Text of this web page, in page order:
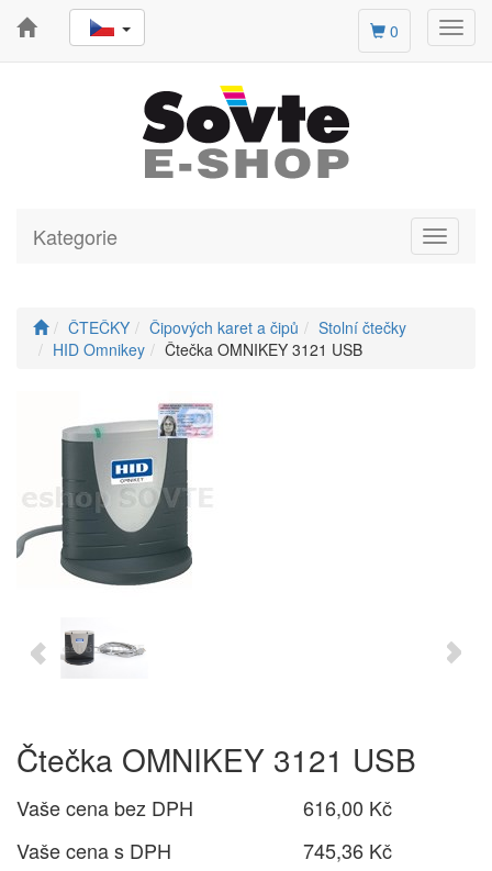
0
Toggle
Kategorie
ČTEČKY Čipových karet a čipů
Stolní čtečky
HID Omnikey
Čtečka OMNIKEY 3121 USB
Čtečka OMNIKEY 3121 USB
Vaše cena bez DPH
616,00 Kč
Vaše cena s DPH
745,36 Kč